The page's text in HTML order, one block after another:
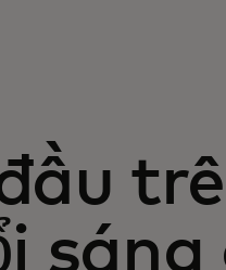
sáng